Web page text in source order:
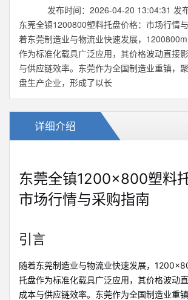
发布时间：2026-04-20 13:04:31 发
东莞全镇1200800塑料托盘价格：市场行情
着东莞制造业与物流业快速发展，
作为标准化载具广泛应用，其价格波动直接
与供应链效率。东莞作为全国制造业重镇，
盘生产企业，形成了以长
详细介绍
东莞全镇1200×800塑料
市场行情与采购指南
引言
随着东莞制造业与物流业快速发展，
托盘作为标准化载具广泛应用，其价格波动
成本与供应链效率。东莞作为全国制造业重